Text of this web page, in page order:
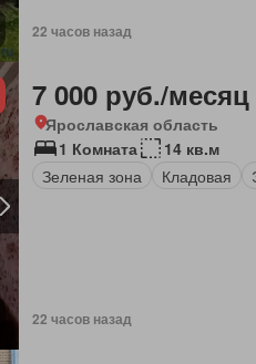
22 часов назад
7 000 руб./месяц
Ярославская область
1 Комната
14 кв.м
Зеленая зона
Кладовая
22 часов назад